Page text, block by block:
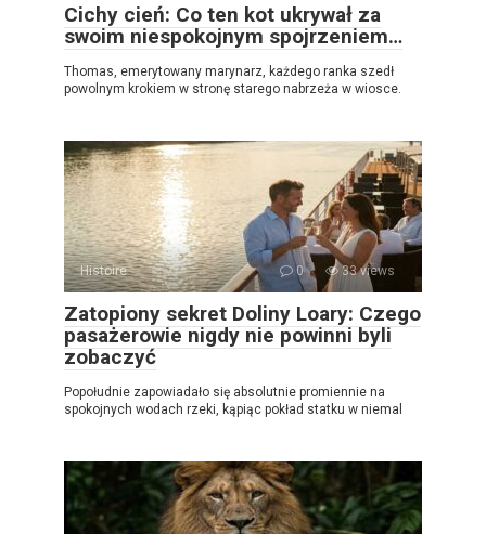
Cichy cień: Co ten kot ukrywał za
swoim niespokojnym spojrzeniem…
Thomas, emerytowany marynarz, każdego ranka szedł
powolnym krokiem w stronę starego nabrzeża w wiosce.
Histoire 0 33 views
Zatopiony sekret Doliny Loary: Czego
pasażerowie nigdy nie powinni byli
zobaczyć
Popołudnie zapowiadało się absolutnie promiennie na
spokojnych wodach rzeki, kąpiąc pokład statku w niemal